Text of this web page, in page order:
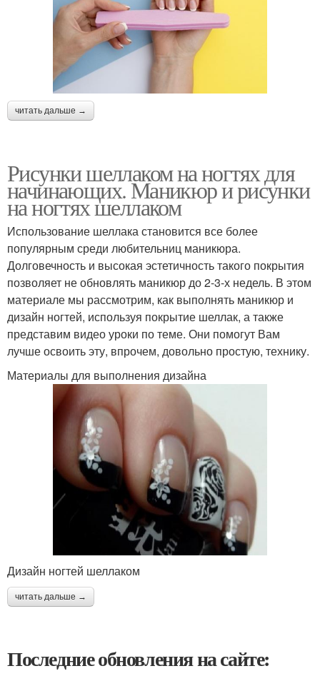
читать дальше →
Рисунки шеллаком на ногтях для
начинающих. Маникюр и рисунки
на ногтях шеллаком
Использование шеллака становится все более
популярным среди любительниц маникюра.
Долговечность и высокая эстетичность такого покрытия
позволяет не обновлять маникюр до 2-3-х недель. В этом
материале мы рассмотрим, как выполнять маникюр и
дизайн ногтей, используя покрытие шеллак, а также
представим видео уроки по теме. Они помогут Вам
лучше освоить эту, впрочем, довольно простую, технику.
Материалы для выполнения дизайна
Дизайн ногтей шеллаком
читать дальше →
Последние обновления на сайте: